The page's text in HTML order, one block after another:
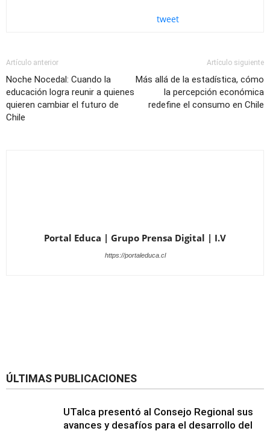
tweet
Artículo anterior
Noche Nocedal: Cuando la
educación logra reunir a quienes
quieren cambiar el futuro de
Chile
Artículo siguiente
Más allá de la estadística, cómo
la percepción económica
redefine el consumo en Chile
Portal Educa | Grupo Prensa Digital | I.V
https://portaleduca.cl
ÚLTIMAS PUBLICACIONES
UTalca presentó al Consejo Regional sus
avances y desafíos para el desarrollo del